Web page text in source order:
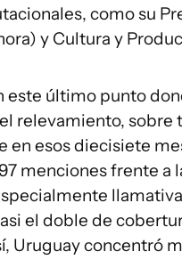
como su
y Cultura y
este último punto
relevamiento, sobre
en esos diecisiete
menciones frente a
el doble de
Uruguay concentró